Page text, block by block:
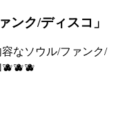
ンク/ディスコ」
なソウル/ファンク/